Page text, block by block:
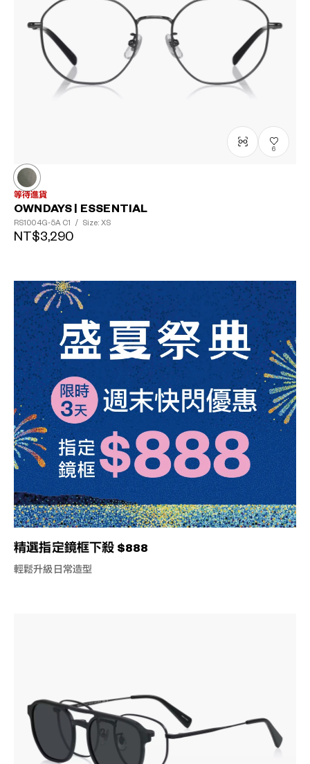
精選指定鏡框下殺 $888
輕鬆升級日常造型
6
等待進貨
OWNDAYS | ESSENTIAL
RS1004G-5A C1 / Size: XS
NT$3,290